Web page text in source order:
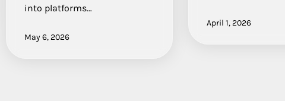
into platforms…
May 6, 2026
April 1, 2026